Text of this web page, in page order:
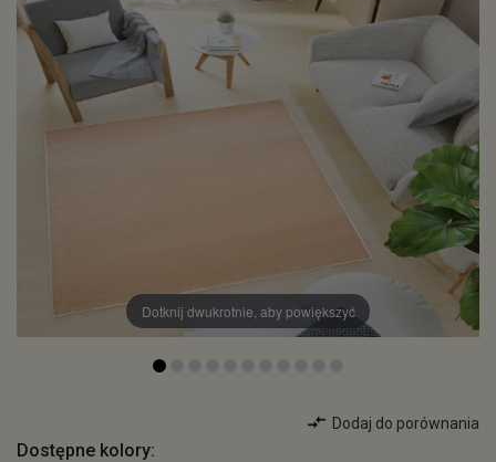
Dotknij dwukrotnie, aby powiększyć
Dodaj do porównania
Dostępne kolory: